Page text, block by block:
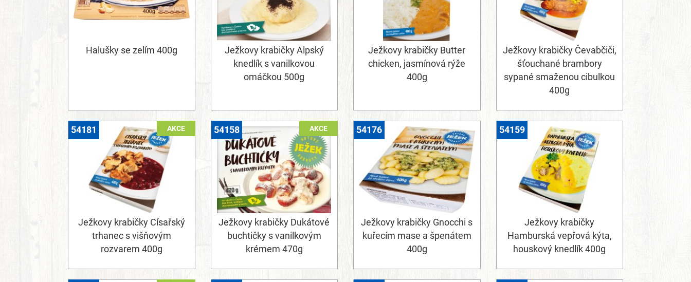
Halušky se zelím 400g
Ježkovy krabičky Alpský
knedlík s vanilkovou
omáčkou 500g
Ježkovy krabičky Butter
chicken, jasmínová rýže
400g
Ježkovy krabičky Čevabčiči,
šťouchané brambory
sypané smaženou cibulkou
400g
AKCE
Ježkovy krabičky Císařský
trhanec s višňovým
rozvarem 400g
54181 AKCE
Ježkovy krabičky Dukátové
buchtičky s vanilkovým
krémem 470g
54158
Ježkovy krabičky Gnocchi s
kuřecím mase a špenátem
400g
54176
Ježkovy krabičky
Hamburská vepřová kýta,
houskový knedlík 400g
54159